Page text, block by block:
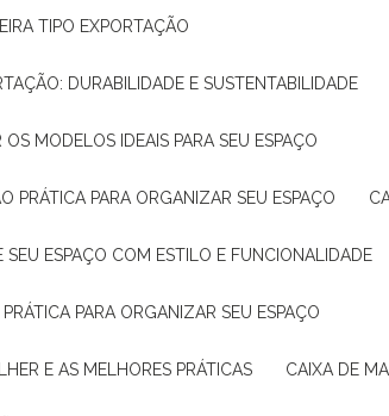
TIPO EXPORTAÇÃO
DURABILIDADE E SUSTENTABILIDADE
MODELOS IDEAIS PARA SEU ESPAÇO
PRÁTICA PARA ORGANIZAR SEU ESPAÇO
SEU ESPAÇO COM ESTILO E FUNCIONALIDADE
PARA ORGANIZAR SEU ESPAÇO
E AS MELHORES PRÁTICAS CAIXA DE